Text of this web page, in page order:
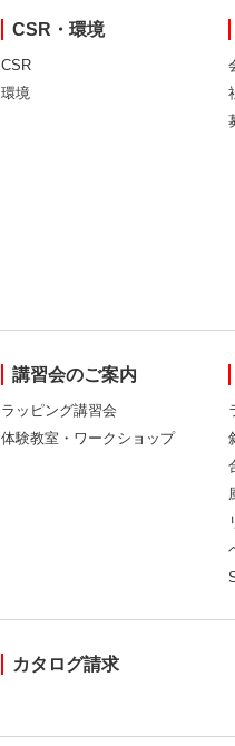
CSR・環境
CSR
環境
講習会のご案内
ラッピング講習会
体験教室・ワークショップ
カタログ請求